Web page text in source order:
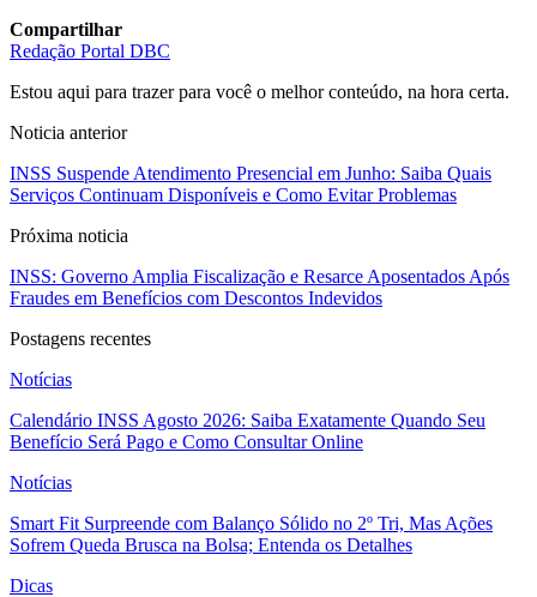
Compartilhar
Redação Portal DBC
Estou aqui para trazer para você o melhor conteúdo, na hora certa.
Noticia anterior
INSS Suspende Atendimento Presencial em Junho: Saiba Quais
Serviços Continuam Disponíveis e Como Evitar Problemas
Próxima noticia
INSS: Governo Amplia Fiscalização e Resarce Aposentados Após
Fraudes em Benefícios com Descontos Indevidos
Postagens recentes
Notícias
Calendário INSS Agosto 2026: Saiba Exatamente Quando Seu
Benefício Será Pago e Como Consultar Online
Notícias
Smart Fit Surpreende com Balanço Sólido no 2º Tri, Mas Ações
Sofrem Queda Brusca na Bolsa; Entenda os Detalhes
Dicas